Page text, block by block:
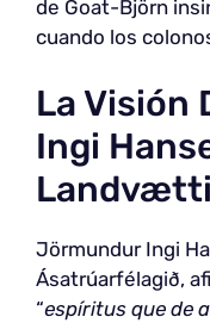
de Goat-Björn
cuando los
La Visión
Ingi
Jörmundur Ingi
Ásatrúarfélagið,
“espíritus que de